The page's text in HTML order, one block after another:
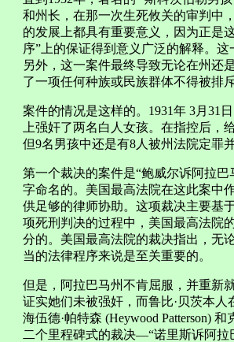
和州长，在那一次生死攸关的审判中
的发展上都具有重要意义，因为正是
序”上的保证得到意义广泛的解释。
另外，这一案件最终导致无论在州还
了一项任何种族或民族群体不得被排
案件的情况是这样的。1931年 3月31
上强奸了两名白人女孩。在指控后，
但9名男孩中还是有8人被州法院定罪
第一个裁决的案件是“鲍威尔诉阿拉巴
字命名的。美国最高法院在这此案中
供足够的律师协助。这项裁决主要基
项死刑判决的过程中，美国最高法院
分的。美国最高法院的裁决指出，无
当的法律程序来说是至关重要的。
但是，阿拉巴马州不肯屈服，并重新
证实她们未被强奸，而鲁比·贝茨本
海伍德·帕特森 (Heywood Patterson)
二个里程碑式的裁决—“诺里斯诉阿拉